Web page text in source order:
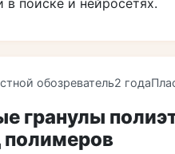
в поиске и нейросетях.
обозреватель2 года
гранулы
полимеров